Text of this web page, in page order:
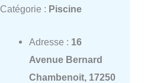
Catégorie : Piscine
Adresse : 16
Avenue Bernard
Chambenoit, 17250